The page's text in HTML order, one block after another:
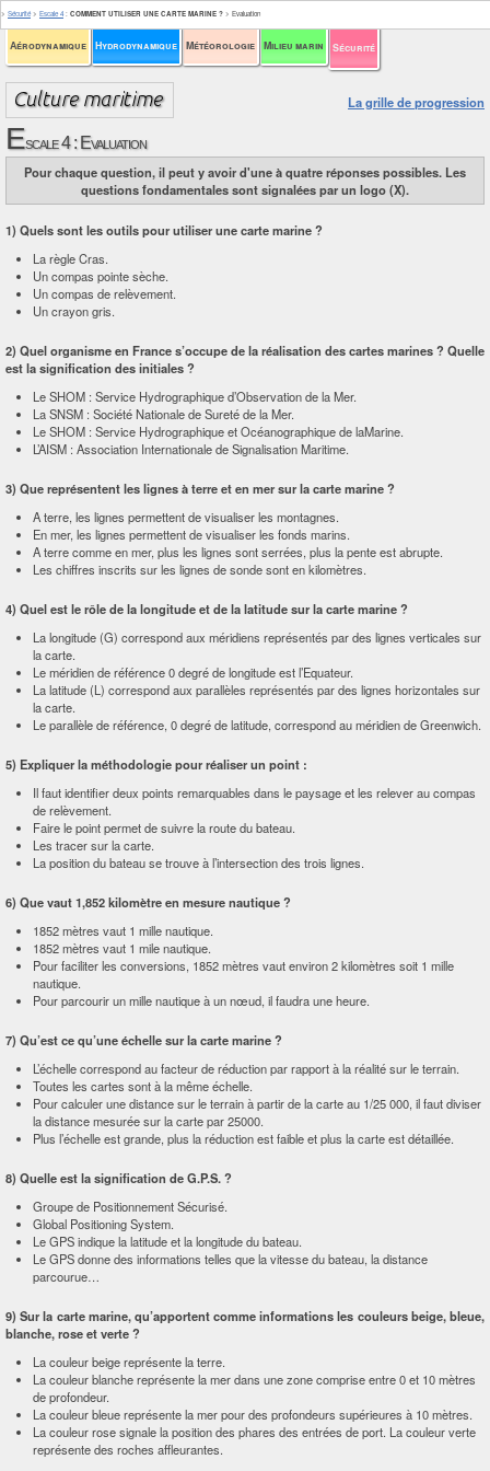
Aérodynamique Hydrodynamique Météorologie Milieu marin Sécurité
> Sécurité > Escale 4 : COMMENT UTILISER UNE CARTE MARINE ? > Evaluation
La grille de progression
Escale 4 : Evaluation
Pour chaque question, il peut y avoir d'une à quatre réponses possibles. Les
questions fondamentales sont signalées par un logo (X).
1) Quels sont les outils pour utiliser une carte marine ?
La règle Cras.
Un compas pointe sèche.
Un compas de relèvement.
Un crayon gris.
2) Quel organisme en France s’occupe de la réalisation des cartes marines ? Quelle
est la signification des initiales ?
Le SHOM : Service Hydrographique d’Observation de la Mer.
La SNSM : Société Nationale de Sureté de la Mer.
Le SHOM : Service Hydrographique et Océanographique de laMarine.
L’AISM : Association Internationale de Signalisation Maritime.
3) Que représentent les lignes à terre et en mer sur la carte marine ?
A terre, les lignes permettent de visualiser les montagnes.
En mer, les lignes permettent de visualiser les fonds marins.
A terre comme en mer, plus les lignes sont serrées, plus la pente est abrupte.
Les chiffres inscrits sur les lignes de sonde sont en kilomètres.
4) Quel est le rôle de la longitude et de la latitude sur la carte marine ?
La longitude (G) correspond aux méridiens représentés par des lignes verticales sur
la carte.
Le méridien de référence 0 degré de longitude est l’Equateur.
La latitude (L) correspond aux parallèles représentés par des lignes horizontales sur
la carte.
Le parallèle de référence, 0 degré de latitude, correspond au méridien de Greenwich.
5) Expliquer la méthodologie pour réaliser un point :
Il faut identifier deux points remarquables dans le paysage et les relever au compas
de relèvement.
Faire le point permet de suivre la route du bateau.
Les tracer sur la carte.
La position du bateau se trouve à l’intersection des trois lignes.
6) Que vaut 1,852 kilomètre en mesure nautique ?
1852 mètres vaut 1 mille nautique.
1852 mètres vaut 1 mile nautique.
Pour faciliter les conversions, 1852 mètres vaut environ 2 kilomètres soit 1 mille
nautique.
Pour parcourir un mille nautique à un nœud, il faudra une heure.
7) Qu’est ce qu’une échelle sur la carte marine ?
L’échelle correspond au facteur de réduction par rapport à la réalité sur le terrain.
Toutes les cartes sont à la même échelle.
Pour calculer une distance sur le terrain à partir de la carte au 1/25 000, il faut diviser
la distance mesurée sur la carte par 25000.
Plus l’échelle est grande, plus la réduction est faible et plus la carte est détaillée.
8) Quelle est la signification de G.P.S. ?
Groupe de Positionnement Sécurisé.
Global Positioning System.
Le GPS indique la latitude et la longitude du bateau.
Le GPS donne des informations telles que la vitesse du bateau, la distance
parcourue…
9) Sur la carte marine, qu’apportent comme informations les couleurs beige, bleue,
blanche, rose et verte ?
La couleur beige représente la terre.
La couleur blanche représente la mer dans une zone comprise entre 0 et 10 mètres
de profondeur.
La couleur bleue représente la mer pour des profondeurs supérieures à 10 mètres.
La couleur rose signale la position des phares des entrées de port. La couleur verte
représente des roches affleurantes.